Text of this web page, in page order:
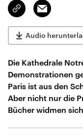
Link
kopieren/teilen
Email
Audio
Die Kathedrale
Demonstrationen
Paris ist aus den
Aber nicht nur die
Bücher widmen